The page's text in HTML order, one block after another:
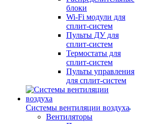
блоки
Wi-Fi модули для
сплит-систем
Пульты ДУ для
сплит-систем
Термостаты для
сплит-систем
Пульты управления
для сплит-систем
Системы вентиляции воздуха
Вентиляторы